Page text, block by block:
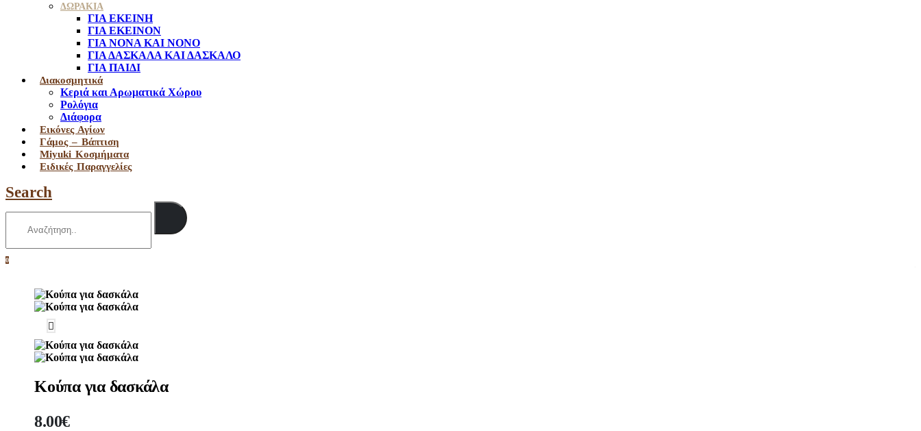
ΔΩΡΑΚΙΑ
ΓΙΑ ΕΚΕΙΝΗ
ΓΙΑ ΕΚΕΙΝΟΝ
ΓΙΑ ΝΟΝΑ ΚΑΙ ΝΟΝΟ
ΓΙΑ ΔΑΣΚΑΛΑ ΚΑΙ ΔΑΣΚΑΛΟ
ΓΙΑ ΠΑΙΔΙ
Διακοσμητικά
Κεριά και Αρωματικά Χώρου
Ρολόγια
Διάφορα
Εικόνες Αγίων
Γάμος – Βάπτιση
Miyuki Κοσμήματα
Ειδικές Παραγγελίες
Search
0
Κούπα για δασκάλα
8.00€